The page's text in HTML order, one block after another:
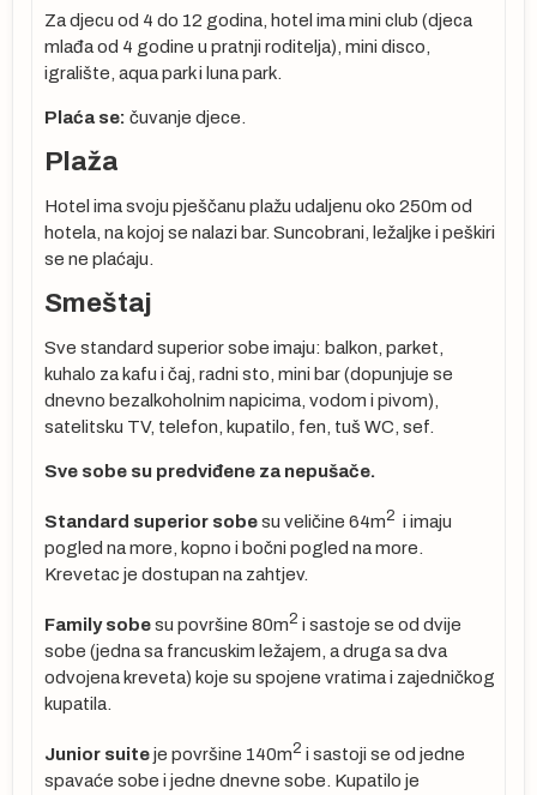
Za djecu od 4 do 12 godina, hotel ima mini club (djeca
mlađa od 4 godine u pratnji roditelja), mini disco,
igralište, aqua park i luna park.
Plaća se: čuvanje djece.
Plaža
Hotel ima svoju pješčanu plažu udaljenu oko 250m od
hotela, na kojoj se nalazi bar. Suncobrani, ležaljke i peškiri
se ne plaćaju.
Smeštaj
Sve standard superior sobe imaju: balkon, parket,
kuhalo za kafu i čaj, radni sto, mini bar (dopunjuje se
dnevno bezalkoholnim napicima, vodom i pivom),
satelitsku TV, telefon, kupatilo, fen, tuš WC, sef.
Sve sobe su predviđene za nepušače.
Standard superior sobesu veličine 64m2 i imaju
pogled na more, kopno i bočni pogled na more.
Krevetac je dostupan na zahtjev.
Family sobesu površine 80m2 i sastoje se od dvije
sobe (jedna sa francuskim ležajem, a druga sa dva
odvojena kreveta) koje su spojene vratima i zajedničkog
kupatila.
Junior suiteje površine 140m2 i sastoji se od jedne
spavaće sobe i jedne dnevne sobe. Kupatilo je